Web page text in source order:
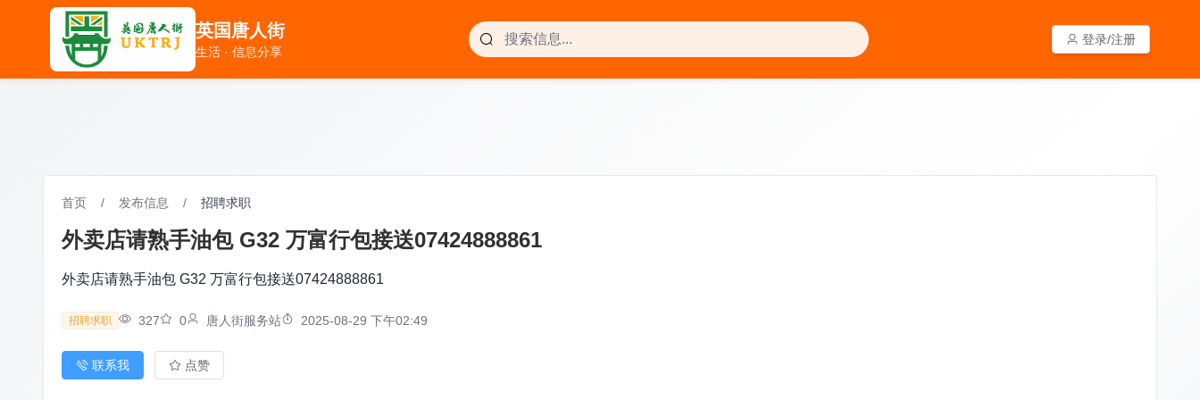
英国唐人街
生活 · 信息分享
登录/注册
英国唐人街
生活 · 信息分享
登录/注册
首页 / 发布信息 / 招聘求职
外卖店请熟手油包 G32 万富行包接送07424888861
外卖店请熟手油包 G32 万富行包接送07424888861
招聘求职 327 0 唐人街服务站 2025-08-29 下午02:49
联系我 点赞